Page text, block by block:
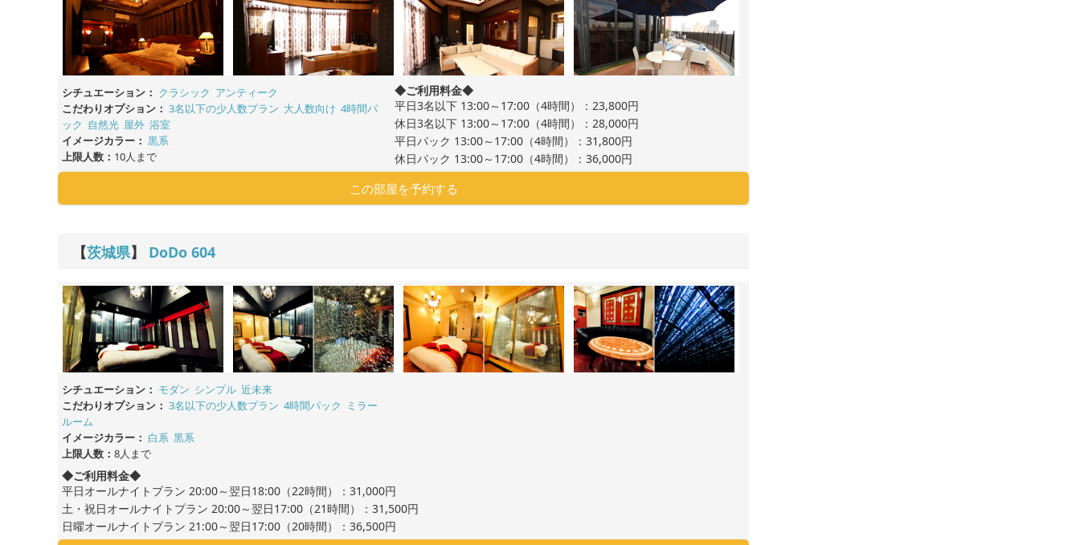
シチュエーション： クラシック アンティーク
こだわりオプション： 3名以下の少人数プラン 大人数向け 4時間パ
ック 自然光 屋外 浴室
イメージカラー： 黒系
上限人数： 10人まで
◆ご利用料金◆
平日3名以下 13:00～17:00（4時間）：23,800円
休日3名以下 13:00～17:00（4時間）：28,000円
平日パック 13:00～17:00（4時間）：31,800円
休日パック 13:00～17:00（4時間）：36,000円
この部屋を予約する
【茨城県】 DoDo 604
シチュエーション： モダン シンプル 近未来
こだわりオプション： 3名以下の少人数プラン 4時間パック
ミラー
ルーム
イメージカラー： 白系 黒系
上限人数： 8人まで
◆ご利用料金◆
平日オールナイトプラン 20:00～翌日18:00（22時間）：31,000円
土・祝日オールナイトプラン 20:00～翌日17:00（21時間）：31,500円
日曜オールナイトプラン 21:00～翌日17:00（20時間）：36,500円